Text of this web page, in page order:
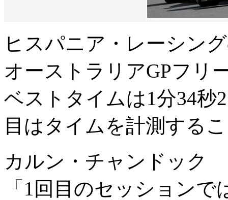
ヒスパニア・レーシン
オーストラリアGPフリ
ベストタイムは1分34秒
目はタイムを計測する
カルン・チャンドック
「1回目のセッション